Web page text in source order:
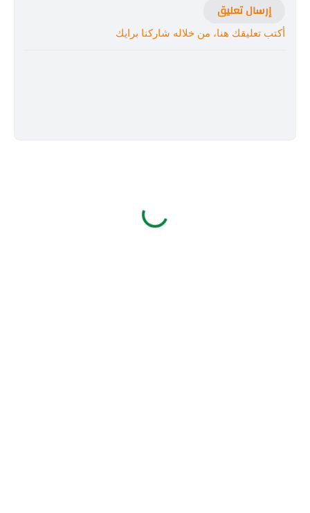
إرسال تعليق
أكتب تعليقك هنا، من خلاله شاركنا برايك